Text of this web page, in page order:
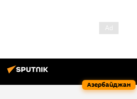
Азербайджан